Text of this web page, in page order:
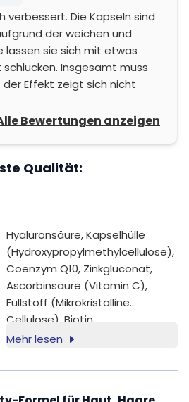
verbessert. Die Kapseln sind
der weichen und
sie sich mit etwas
schlucken. Insgesamt muss
Effekt zeigt sich nicht
Bewertungen anzeigen
Qualität:
Hyaluronsäure, Kapselhülle
(Hydroxypropylmethylcellulose),
Coenzym Q10, Zinkgluconat,
Ascorbinsäure (Vitamin C),
Füllstoff (Mikrokristalline
Cellulose), Biotin.
Mehr lesen